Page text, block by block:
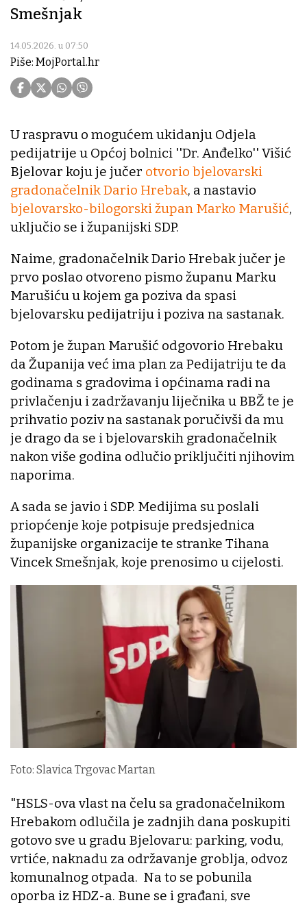
Smešnjak
14.05.2026. u 07:50
Piše: MojPortal.hr
U raspravu o mogućem ukidanju Odjela
pedijatrije u Općoj bolnici ''Dr. Anđelko'' Višić
Bjelovar koju je jučer otvorio bjelovarski
gradonačelnik Dario Hrebak, a nastavio
bjelovarsko-bilogorski župan Marko Marušić,
uključio se i županijski SDP.
Naime, gradonačelnik Dario Hrebak jučer je
prvo poslao otvoreno pismo županu Marku
Marušiću u kojem ga poziva da spasi
bjelovarsku pedijatriju i poziva na sastanak.
Potom je župan Marušić odgovorio Hrebaku
da Županija već ima plan za Pedijatriju te da
godinama s gradovima i općinama radi na
privlačenju i zadržavanju liječnika u BBŽ te je
prihvatio poziv na sastanak poručivši da mu
je drago da se i bjelovarskih gradonačelnik
nakon više godina odlučio priključiti njihovim
naporima.
A sada se javio i SDP. Medijima su poslali
priopćenje koje potpisuje predsjednica
županijske organizacije te stranke Tihana
Vincek Smešnjak, koje prenosimo u cijelosti.
Foto: Slavica Trgovac Martan
"HSLS-ova vlast na čelu sa gradonačelnikom
Hrebakom odlučila je zadnjih dana poskupiti
gotovo sve u gradu Bjelovaru: parking, vodu,
vrtiće, naknadu za održavanje groblja, odvoz
komunalnog otpada. Na to se pobunila
oporba iz HDZ-a. Bune se i građani, sve